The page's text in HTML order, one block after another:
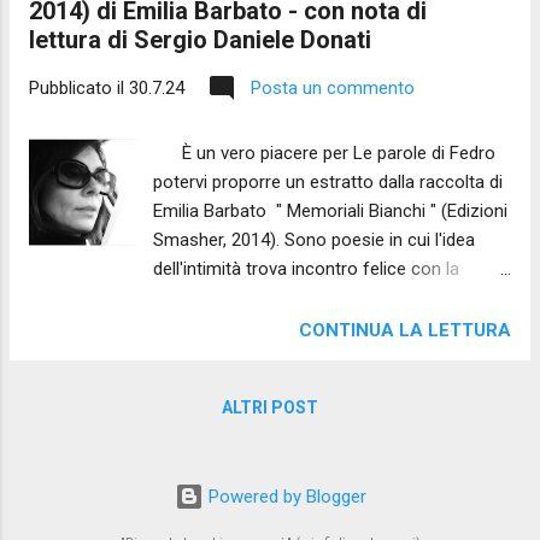
2014) di Emilia Barbato - con nota di
lettura di Sergio Daniele Donati
Pubblicato il 30.7.24 Posta un commento
È un vero piacere per Le parole di Fedro
potervi proporre un estratto dalla raccolta di
Emilia Barbato " Memoriali Bianchi " (Edizioni
Smasher, 2014). Sono poesie in cui l'idea
dell'intimità trova incontro felice con la
caso della poeta in esame appare molto
dialogo con il poeta Chlébnikov, gli effetti di
effetto di leggerezza finale, che contrasta -
CONTINUA LA LETTURA
ALTRI POST
Powered by Blogger